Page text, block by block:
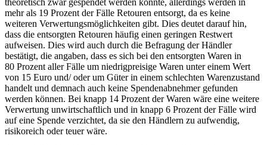
mehr als 19 Prozent der Fälle Retouren entsorgt, da es keine
weiteren Verwertungsmöglichkeiten gibt. Dies deutet darauf hin,
dass die entsorgten Retouren häufig einen geringen Restwert
aufweisen. Dies wird auch durch die Befragung der Händler
bestätigt, die angaben, dass es sich bei den entsorgten Waren in
80 Prozent aller Fälle um niedrigpreisige Waren unter einem Wert
von 15 Euro und/ oder um Güter in einem schlechten Warenzustand
handelt und demnach auch keine Spendenabnehmer gefunden
werden können. Bei knapp 14 Prozent der Waren wäre eine weitere
Verwertung unwirtschaftlich und in knapp 6 Prozent der Fälle wird
auf eine Spende verzichtet, da sie den Händlern zu aufwendig,
risikoreich oder teuer wäre.